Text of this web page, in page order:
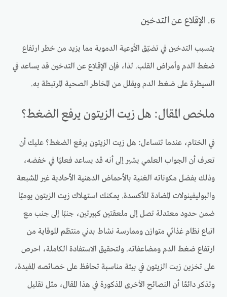
6. الإقلاع عن التدخين
يتسبب التدخين في تضيّق الأوعية الدموية مما يزيد من خطر ارتفاع
ضغط الدم وأمراض القلب. لذا، فإن الإقلاع عن التدخين قد يساعد في
السيطرة على ضغط الدم ويقلل من المخاطر الصحية المرتبطة به.
ملخص المقال: هل زيت الزيتون يرفع الضغط؟
في الختام، عندما تتساءل: هل زيت الزيتون يرفع الضغط؟ عليك أن
تعرف أن الجواب العلمي يشير إلى أنه قد يساعد فعليًا في خفضه،
وذلك بفضل مكوناته الغنية بالأحماض الدهنية الأحادية غير المشبعة
والبوليفينولات المضادة للأكسدة. يمكنك استهلاك زيت الزيتون يوميًا
ضمن حدود معتدلة تصل إلى ملعقتين كبيرتين، جنبًا إلى جنب مع
اتباع نظام غذائي متوازن وممارسة نشاط بدني منتظم للوقاية من
ارتفاع ضغط الدم ومضاعفاته. ولتحقيق الاستفادة الكاملة، احرص
على تخزين زيت الزيتون في بيئة مناسبة تحافظ على خصائصه المفيدة،
وتذكر دائمًا أن النصائح الأخرى المذكورة في هذا المقال، مثل تقليل